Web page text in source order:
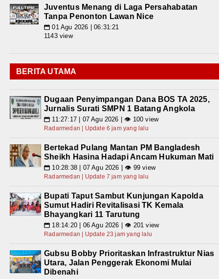
Juventus Menang di Laga Persahabatan
Tanpa Penonton Lawan Nice
📅 01 Agu 2026 | 06:31:21
1143 view
BERITA UTAMA
Dugaan Penyimpangan Dana BOS TA 2025,
Jurnalis Surati SMPN 1 Batang Angkola
📅 11:27:17 | 07 Agu 2026 | 👁 100 view
Radarmedan | Update 6 jam yang lalu
Bertekad Pulang Mantan PM Bangladesh
Sheikh Hasina Hadapi Ancam Hukuman Mati
📅 10:28:38 | 07 Agu 2026 | 👁 99 view
Radarmedan | Update 7 jam yang lalu
Bupati Taput Sambut Kunjungan Kapolda
Sumut Hadiri Revitalisasi TK Kemala
Bhayangkari 11 Tarutung
📅 18:14:20 | 06 Agu 2026 | 👁 201 view
Radarmedan | Update 23 jam yang lalu
Gubsu Bobby Prioritaskan Infrastruktur Nias
Utara, Jalan Penggerak Ekonomi Mulai
Dibenahi